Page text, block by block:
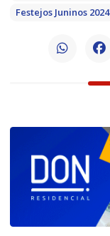
Festejos Juninos 2024